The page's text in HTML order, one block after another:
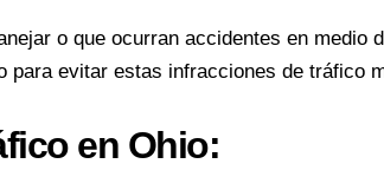
o que ocurran accidentes en medio
para evitar estas infracciones de tráfico
en Ohio: